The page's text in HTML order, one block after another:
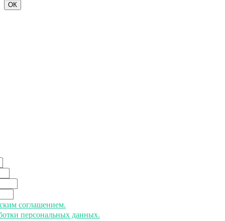
ОК
соглашением.
персональных данных.